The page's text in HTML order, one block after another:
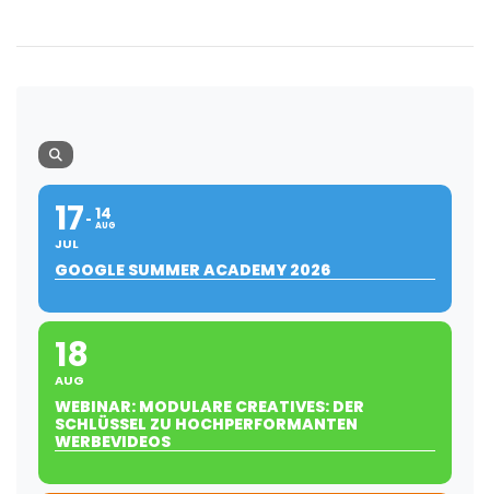
17
JUL
14
AUG
GOOGLE SUMMER ACADEMY 2026
18
AUG
WEBINAR: MODULARE CREATIVES: DER
SCHLÜSSEL ZU HOCHPERFORMANTEN
WERBEVIDEOS